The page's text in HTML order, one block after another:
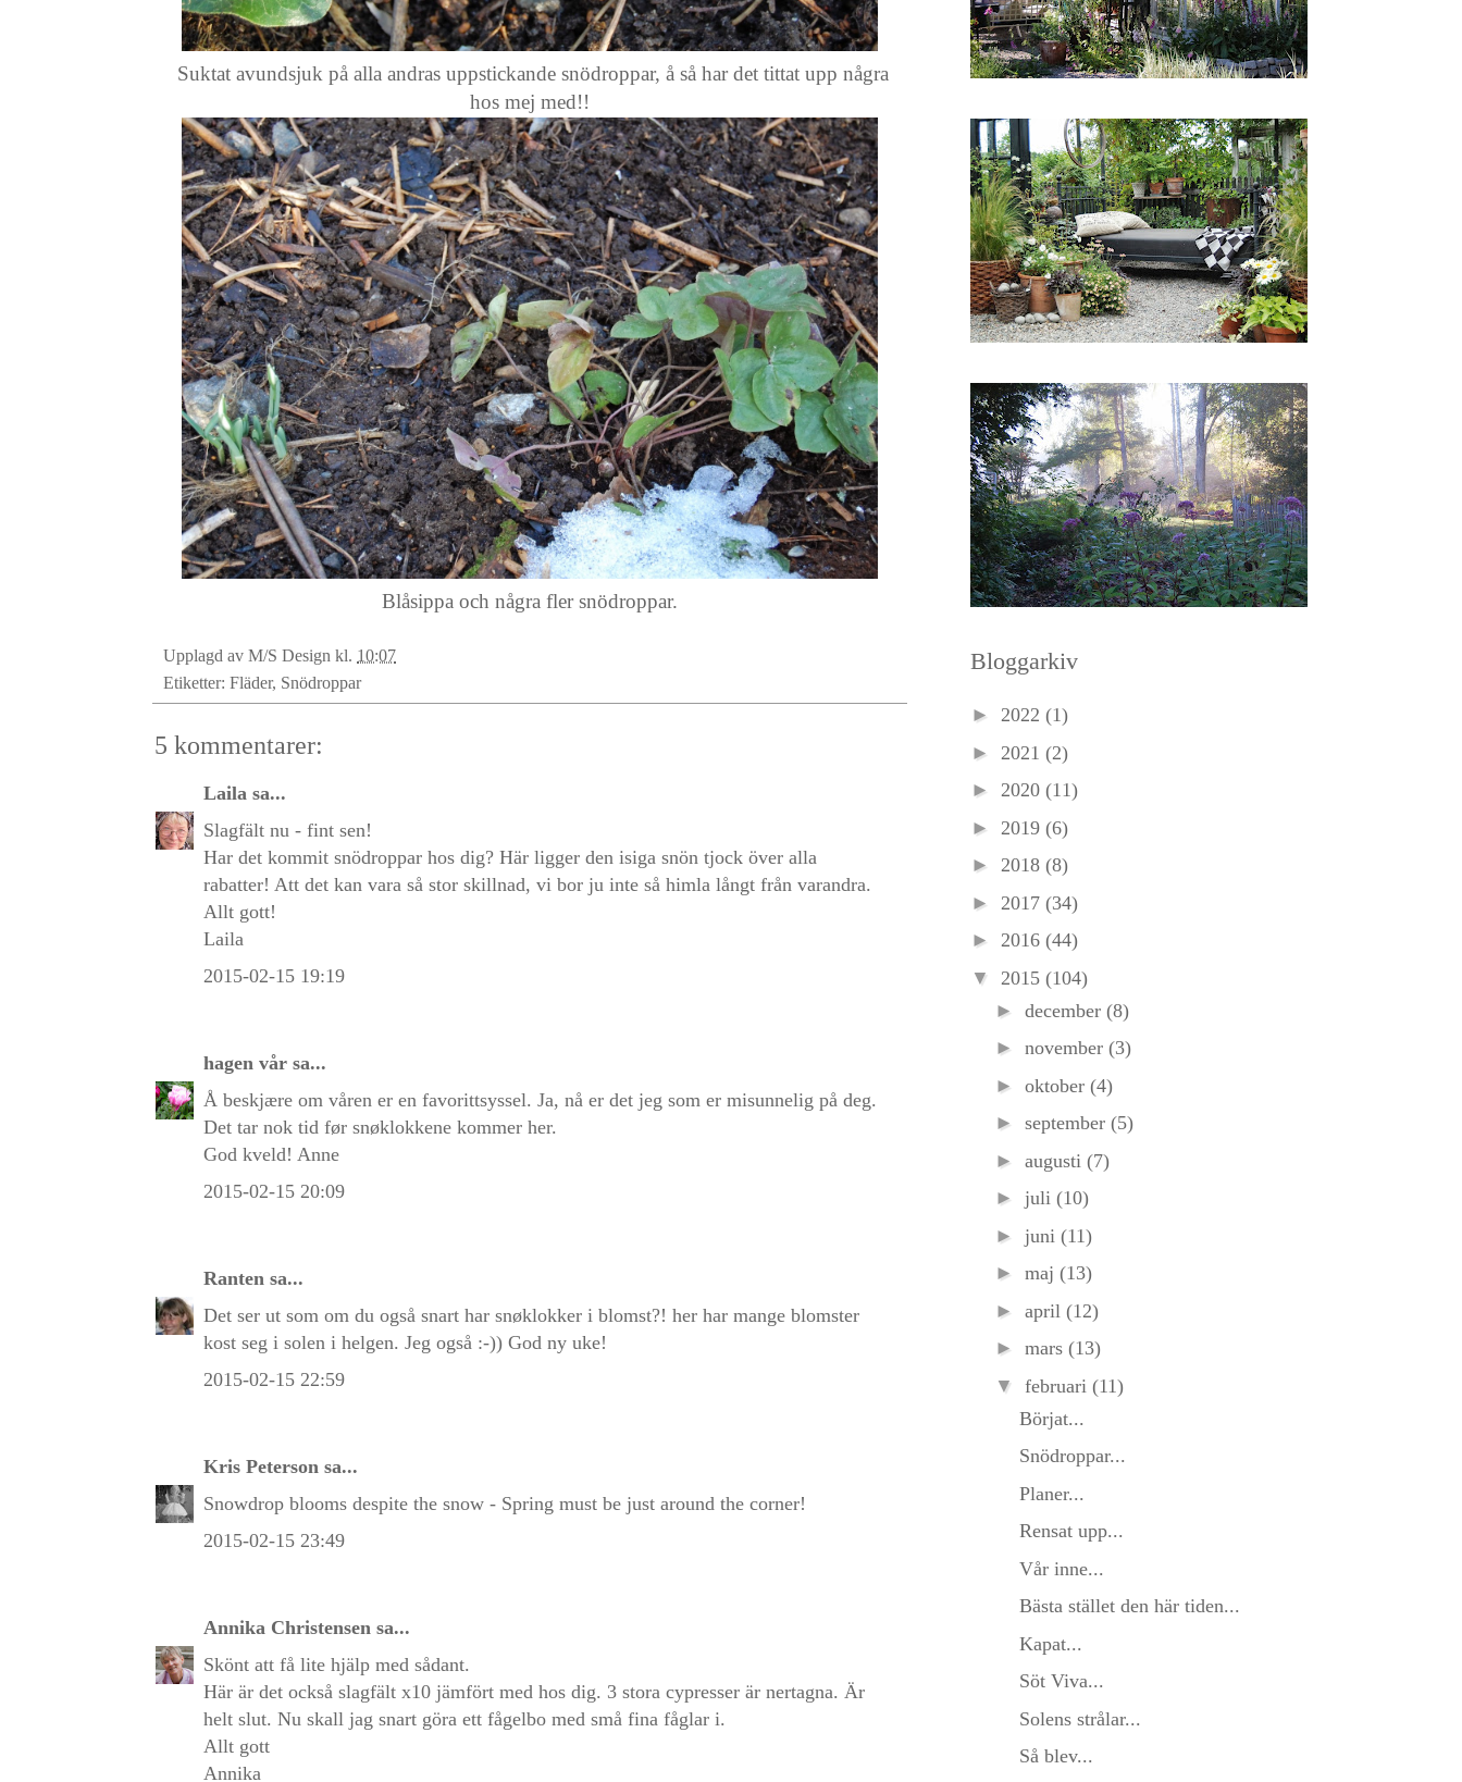
Suktat avundsjuk på alla andras uppstickande snödroppar, å så har det tittat upp några
hos mej med!!
Blåsippa och några fler snödroppar.
Upplagd av M/S Design kl. 10:07
Etiketter: Fläder, Snödroppar
5 kommentarer:
Laila sa...
Slagfält nu - fint sen!
Har det kommit snödroppar hos dig? Här ligger den isiga snön tjock över alla
rabatter! Att det kan vara så stor skillnad, vi bor ju inte så himla långt från varandra.
Allt gott!
Laila
2015-02-15 19:19
hagen vår sa...
Å beskjære om våren er en favorittsyssel. Ja, nå er det jeg som er misunnelig på deg.
Det tar nok tid før snøklokkene kommer her.
God kveld! Anne
2015-02-15 20:09
Ranten sa...
Det ser ut som om du også snart har snøklokker i blomst?! her har mange blomster
kost seg i solen i helgen. Jeg også :-)) God ny uke!
2015-02-15 22:59
Kris Peterson sa...
Snowdrop blooms despite the snow - Spring must be just around the corner!
2015-02-15 23:49
Annika Christensen sa...
Skönt att få lite hjälp med sådant.
Här är det också slagfält x10 jämfört med hos dig. 3 stora cypresser är nertagna. Är
helt slut. Nu skall jag snart göra ett fågelbo med små fina fåglar i.
Allt gott
Annika
Bloggarkiv
► 2022 (1)
► 2021 (2)
► 2020 (11)
► 2019 (6)
► 2018 (8)
► 2017 (34)
► 2016 (44)
▼ 2015 (104)
► december (8)
► november (3)
► oktober (4)
► september (5)
► augusti (7)
► juli (10)
► juni (11)
► maj (13)
► april (12)
► mars (13)
▼ februari (11)
Börjat...
Snödroppar...
Planer...
Rensat upp...
Vår inne...
Bästa stället den här tiden...
Kapat...
Söt Viva...
Solens strålar...
Så blev...